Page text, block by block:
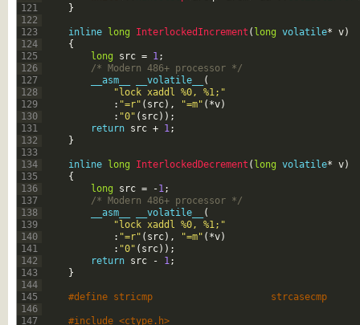
121
122
123
124
125
126
127
128
129
130
131
132
133
134
135
136
137
138
139
140
141
142
143
144
145
146
147
}
inline long InterlockedIncrement ( long volatile* v)
{
long
src = 1;
/* Modern 486+ processor */
__asm__
__volatile__
(
"lock xaddl %0, %1;"
: "=r" ( src) , "=m" ( *v)
: "0" ( src) ) ;
return src + 1;
}
inline long InterlockedDecrement ( long volatile* v)
{
long
src = -1;
/* Modern 486+ processor */
__asm__
__volatile__
(
"lock xaddl %0, %1;"
: "=r" ( src) , "=m" ( *v)
: "0" ( src) ) ;
return src - 1;
}
#define stricmp                     strcasecmp
#include <ctype.h>